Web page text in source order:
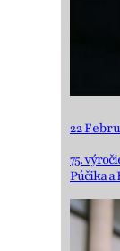
22
75.
Púčika a